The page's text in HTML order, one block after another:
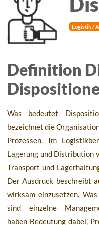
Logistik /
Definition
Was bedeutet
bezeichnet die
Prozessen. Im
Lagerung und Distribution
Transport und
Der Ausdruck beschreibt
wirksam einzusetzen.
sind einzelne
haben Bedeutung dabei,